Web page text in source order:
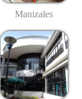
Manizales